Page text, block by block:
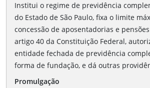
Institui o regime de previdência
do Estado de São Paulo, fixa o limite
concessão de aposentadorias e
artigo 40 da Constituição Federal,
entidade fechada de previdência
forma de fundação, e dá outras
Promulgação